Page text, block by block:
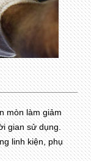
mòn làm giảm
gian sử dụng.
linh kiện, phụ